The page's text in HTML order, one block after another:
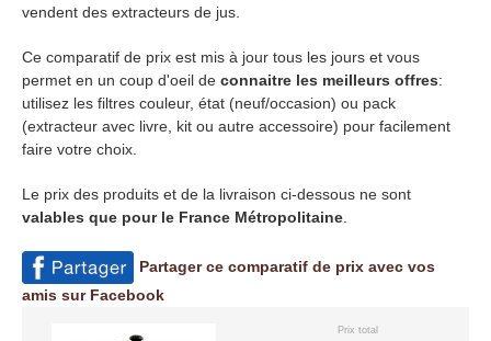
vendent des extracteurs de jus.
Ce comparatif de prix est mis à jour tous les jours et vous
permet en un coup d'oeil de connaitre les meilleurs offres:
utilisez les filtres couleur, état (neuf/occasion) ou pack
(extracteur avec livre, kit ou autre accessoire) pour facilement
faire votre choix.
Le prix des produits et de la livraison ci-dessous ne sont
valables que pour le France Métropolitaine
Partager ce comparatif de prix avec vos
amis sur Facebook
Prix total